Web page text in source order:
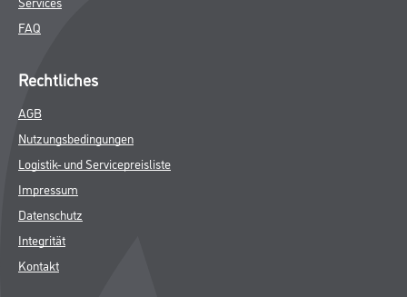
FAQ
Rechtliches
AGB
Nutzungsbedingungen
Logistik- und Servicepreisliste
Impressum
Datenschutz
Integrität
Kontakt